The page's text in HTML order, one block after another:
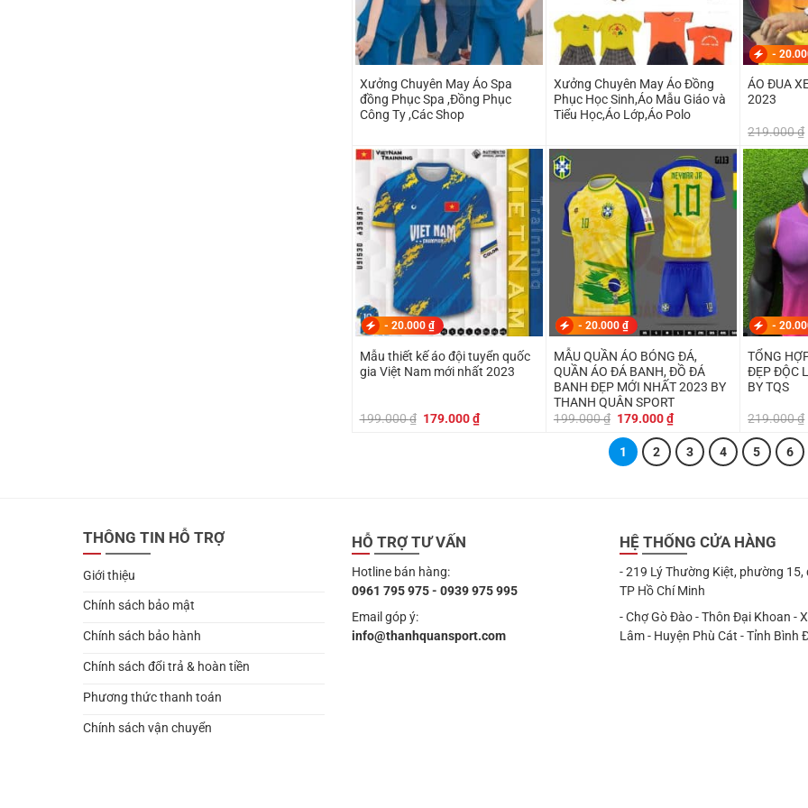
Xưởng Chuyên May Áo Spa
đồng Phục Spa ,Đồng Phục
Công Ty ,Các Shop
Xưởng Chuyên May Áo Đồng
Phục Học Sinh,Áo Mẫu Giáo và
Tiểu Học,Áo Lớp,Áo Polo
-
ÁO ĐUA
2023
219.000₫
- 20.000 ₫
Mẫu thiết kế áo đội tuyển quốc
gia Việt Nam mới nhất 2023
199.000₫ Giá
179.000₫Giá
hiện
- 20.000 ₫
MẪU QUẦN ÁO BÓNG ĐÁ,
QUẦN ÁO ĐÁ BANH, ĐỒ ĐÁ
BANH ĐẸP MỚI NHẤT 2023 BY
THANH QUÂN SPORT
199.000₫ Giá
là:
199.000 ₫.
179.000₫Giá
hiện
tại
là:
179.000 ₫.
-
TỔNG
ĐẸP ĐỘC
BY TQS
219.000₫
1 2 3 4 5 6
THÔNG TIN HỖ TRỢ
Giới thiệu
Chính sách bảo mật
Chính sách bảo hành
Chính sách đổi trả & hoàn tiền
Phương thức thanh toán
Chính sách vận chuyển
HỖ TRỢ TƯ VẤN
Hotline bán hàng:
0961 795 975 - 0939 975 995
Email góp ý:
info@thanhquansport.com
HỆ THỐNG CỬA HÀNG
- 219 Lý Thường Kiệt, phường 15,
TP Hồ Chí Minh
- Chợ Gò Đào - Thôn Đại Khoan -
Lâm - Huyện Phù Cát - Tỉnh Bình